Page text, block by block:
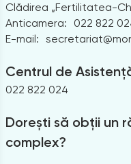
Clădirea „Fertilitatea-
Anticamera:
022 822
E-mail:
Centrul de
022 822 024
Dorești să obții un
complex?